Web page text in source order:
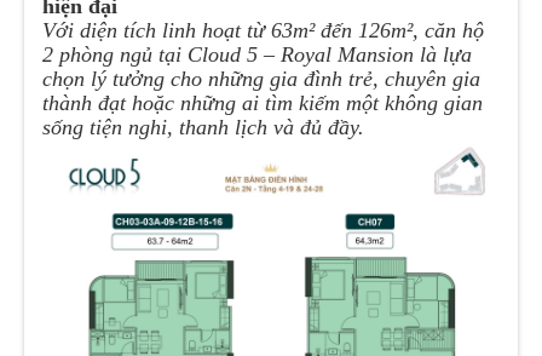
hiện đại
Với diện tích linh hoạt từ 63m² đến 126m², căn hộ
2 phòng ngủ tại Cloud 5 – Royal Mansion là lựa
chọn lý tưởng cho những gia đình trẻ, chuyên gia
thành đạt hoặc những ai tìm kiếm một không gian
sống tiện nghi, thanh lịch và đủ đầy.